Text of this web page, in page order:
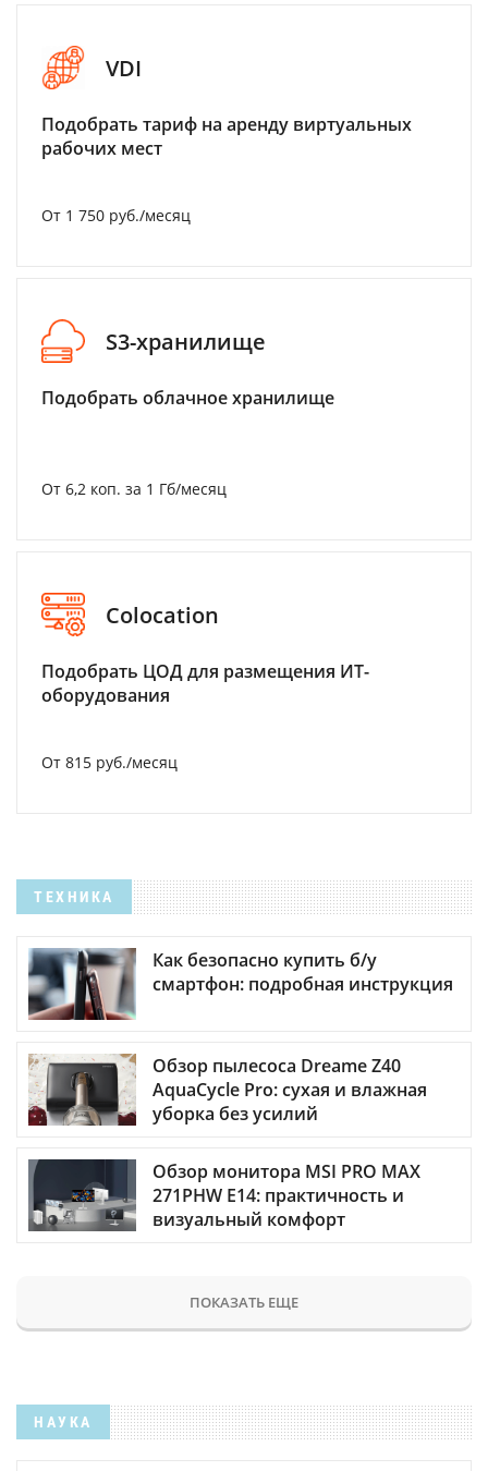
VDI
Подобрать тариф на аренду виртуальных
рабочих мест
От 1 750 руб./месяц
S3-хранилище
Подобрать облачное хранилище
От 6,2 коп. за 1 Гб/месяц
Colocation
Подобрать ЦОД для размещения ИТ-
оборудования
От 815 руб./месяц
ТЕХНИКА
Как безопасно купить б/у
смартфон: подробная инструкция
Обзор пылесоса Dreame Z40
AquaCycle Pro: сухая и влажная
уборка без усилий
Обзор монитора MSI PRO MAX
271PHW E14: практичность и
визуальный комфорт
ПОКАЗАТЬ ЕЩЕ
НАУКА